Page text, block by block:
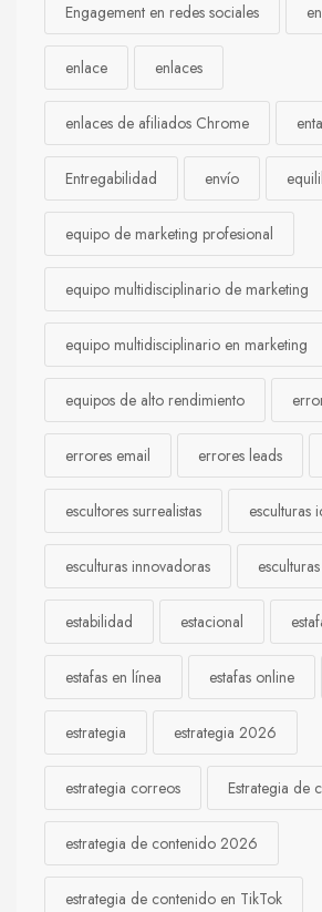
Engagement en redes sociales
enlace enlaces
enlaces de afiliados Chrome
Entregabilidad envío
equipo de marketing profesional
equipo multidisciplinario de marketing
equipo multidisciplinario en marketing
equipos de alto rendimiento
errores email errores leads
escultores surrealistas esculturas
esculturas innovadoras
estabilidad estacional
estafas en línea estafas online
estrategia estrategia 2026
estrategia correos Estrategia de
estrategia de contenido 2026
estrategia de contenido en TikTok